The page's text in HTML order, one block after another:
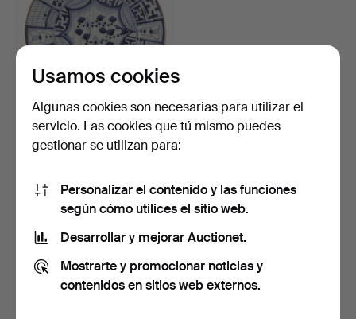
FUENTE, porcelana, bajo
vidriado en azul, …
95 USD
Suscribir búsqueda
También puedes buscar ennuestro archivo de
subastas concluidas.
Usamos cookies
Algunas cookies son necesarias para utilizar el
servicio. Las cookies que tú mismo puedes
gestionar se utilizan para:
Personalizar el contenido y las funciones
según cómo utilices el sitio web.
Desarrollar y mejorar Auctionet.
Mostrarte y promocionar noticias y
contenidos en sitios web externos.